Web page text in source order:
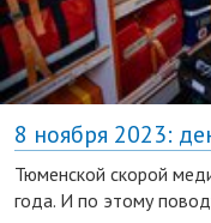
8 ноября 2023:
Тюменской скорой
года. И по этому